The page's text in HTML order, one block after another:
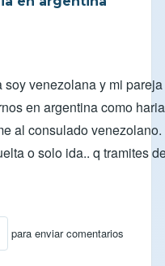
venezolana y mi
en argentina como
al consulado
o solo ida.. q tramites
para enviar comentarios
Residente en Venezuela